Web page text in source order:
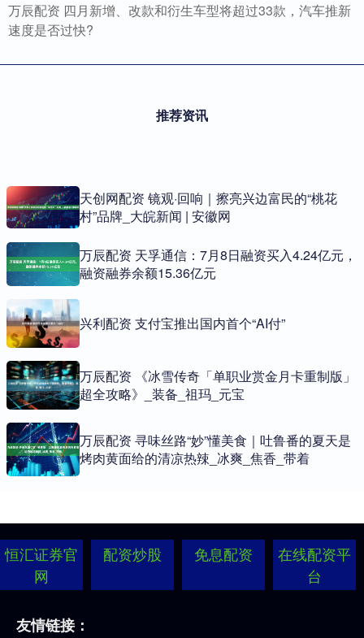
万辰配资 四月新增、改款和衍生车型将超过33款，汽车推新
速度是否过快?
推荐资讯
天创网配资 镜观·回响｜擦亮兴边富民的“桃花
村”品牌_大皖新闻 | 安徽网
万辰配资 天孚通信：7月8日融资买入4.24亿元，
融资融券余额15.36亿元
兴利配资 支付宝推出国内首个“AI付”
万辰配资 《冰雪传奇「单职业赏金月卡重制版」
超全攻略》_装备_祖玛_元宝
万辰配资 寻味丝路“妙”懂美食｜吐鲁番的夏天是
烤肉黄面给的清凉热辣_冰爽_焦香_带着
恒汇证券官
网
配资炒股 免息配资
在线配资平
台
友情链接：